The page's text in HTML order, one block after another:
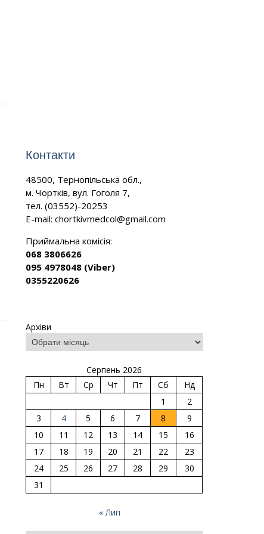
Контакти
48500, Тернопільська обл.,
м. Чортків, вул. Гоголя 7,
тел. (03552)-20253
E-mail:chortkivmedcol@gmail.com
Приймальна комісія:
068 3806626
095 4978048 (Viber)
0355220626
Архіви
Серпень 2026
Пн
Вт Ср Чт Пт Сб
Нд
1
2
3
4 5 6 7 8
9
10
11 12 13 14 15
16
17
18 19 20 21 22
23
24
25 26 27 28 29
30
31
« Лип